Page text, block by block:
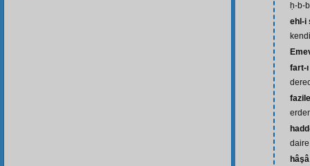
ḥ-b-
ehl-i
fart-
daire
hâşâ